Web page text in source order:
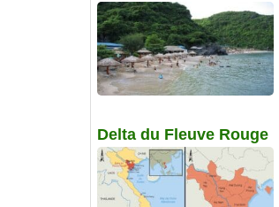
Delta du Fleuve Rouge